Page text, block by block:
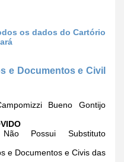
os dados do Cartório
e Documentos e Civil
Bueno Gontijo
Possui Substituto
e Documentos e Civis das